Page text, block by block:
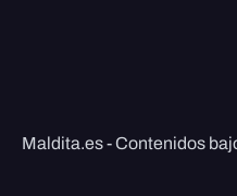
Maldita.es - Contenidos